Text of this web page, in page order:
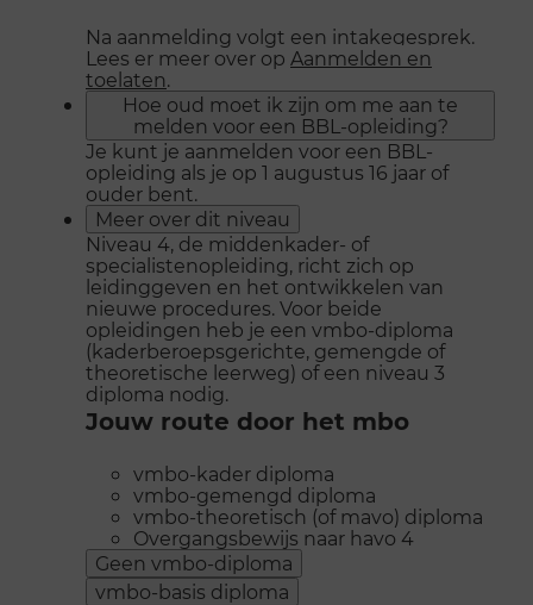
Na aanmelding volgt een intakegesprek.
Lees er meer over op Aanmelden en
toelaten.
Hoe oud moet ik zijn om me aan te
melden voor een BBL-opleiding?
Je kunt je aanmelden voor een BBL-
opleiding als je op 1 augustus 16 jaar of
ouder bent.
Meer over dit niveau
Niveau 4, de middenkader- of
specialistenopleiding, richt zich op
leidinggeven en het ontwikkelen van
nieuwe procedures. Voor beide
opleidingen heb je een vmbo-diploma
(kaderberoepsgerichte, gemengde of
theoretische leerweg) of een niveau 3
diploma nodig.
Jouw route door het mbo
vmbo-kader diploma
vmbo-gemengd diploma
vmbo-theoretisch (of mavo) diploma
Overgangsbewijs naar havo 4
Geen vmbo-diploma
vmbo-basis diploma